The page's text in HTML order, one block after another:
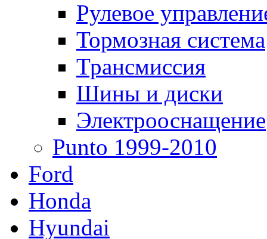
Рулевое
Тормозная система
Трансмиссия
Шины и диски
Электрооснащение
Punto 1999-2010
Ford
Honda
Hyundai